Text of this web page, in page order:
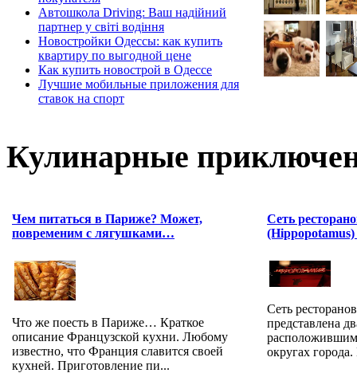
Автошкола Driving: Ваш надійний
партнер у світі водіння
Новостройки Одессы: как купить
квартиру по выгодной цене
Как купить новострой в Одессе
Лучшие мобильные приложения для
ставок на спорт
Кулинарные
Чем питаться в Париже? Может,
повременим с лягушками…
Что же поесть в Париже… Краткое
описание Французской кухни. Любому
известно, что Франция славится своей
кухней. Приготовление пи...
Сеть
Сеть
представлена
округах